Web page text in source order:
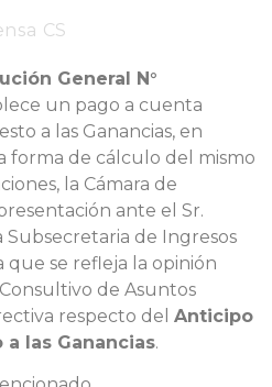
CS
General N°
un pago a cuenta
a las Ganancias, en
forma de cálculo del mismo
la Cámara de
ante el Sr.
Subsecretaria de Ingresos
se refleja la opinión
de Asuntos
respecto del Anticipo
las Ganancias.